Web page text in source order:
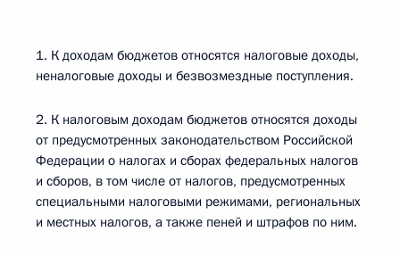
1. К доходам бюджетов относятся налоговые доходы,
неналоговые доходы и безвозмездные поступления.
2. К налоговым доходам бюджетов относятся доходы
от предусмотренных законодательством Российской
Федерации о налогах и сборах федеральных налогов
и сборов, в том числе от налогов, предусмотренных
специальными налоговыми режимами, региональных
и местных налогов, а также пеней и штрафов по ним.